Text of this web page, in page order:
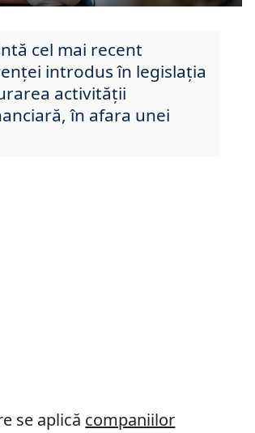
cel mai recent
introdus în legislația
activității
în afara unei
se aplică companiilor